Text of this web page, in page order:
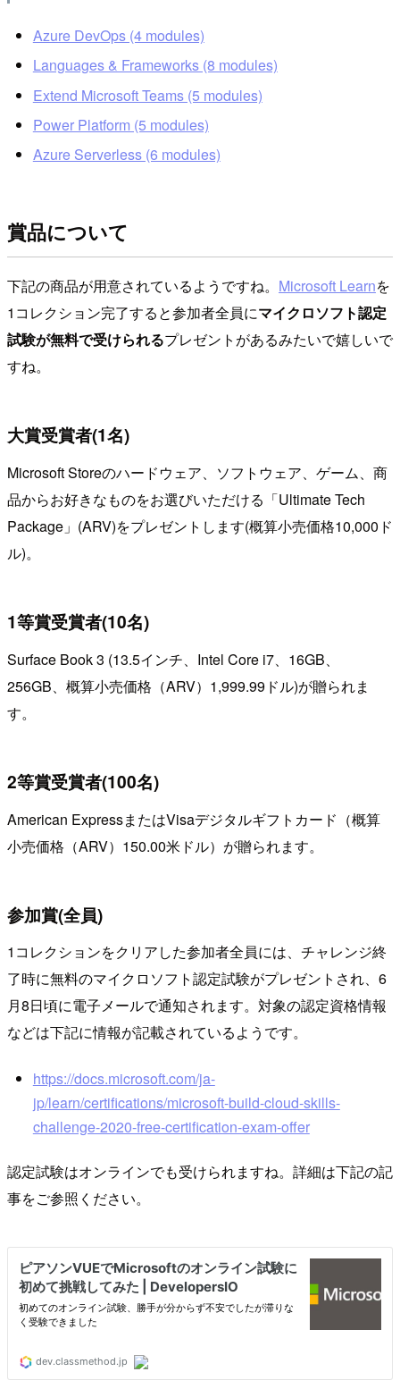
Azure DevOps (4 modules)
Languages & Frameworks (8 modules)
Extend Microsoft Teams (5 modules)
Power Platform (5 modules)
Azure Serverless (6 modules)
賞品について
下記の商品が用意されているようですね。 Microsoft Learnを
1コレクション完了すると参加者全員にマイクロソフト認定
試験が無料で受けられるプレゼントがあるみたいで嬉しいで
すね。
大賞受賞者(1名)
Microsoft Storeのハードウェア、ソフトウェア、ゲーム、商
品からお好きなものをお選びいただける「Ultimate Tech
Package」(ARV)をプレゼントします(概算小売価格10,000ド
ル)。
1等賞受賞者(10名)
Surface Book 3 (13.5インチ、Intel Core i7、16GB、
256GB、概算小売価格（ARV）1,999.99ドル)が贈られま
す。
2等賞受賞者(100名)
American ExpressまたはVisaデジタルギフトカード（概算
小売価格（ARV）150.00米ドル）が贈られます。
参加賞(全員)
1コレクションをクリアした参加者全員には、チャレンジ終
了時に無料のマイクロソフト認定試験がプレゼントされ、6
月8日頃に電子メールで通知されます。対象の認定資格情報
などは下記に情報が記載されているようです。
https://docs.microsoft.com/ja-
jp/learn/certifications/microsoft-build-cloud-skills-
challenge-2020-free-certification-exam-offer
認定試験はオンラインでも受けられますね。詳細は下記の記
事をご参照ください。